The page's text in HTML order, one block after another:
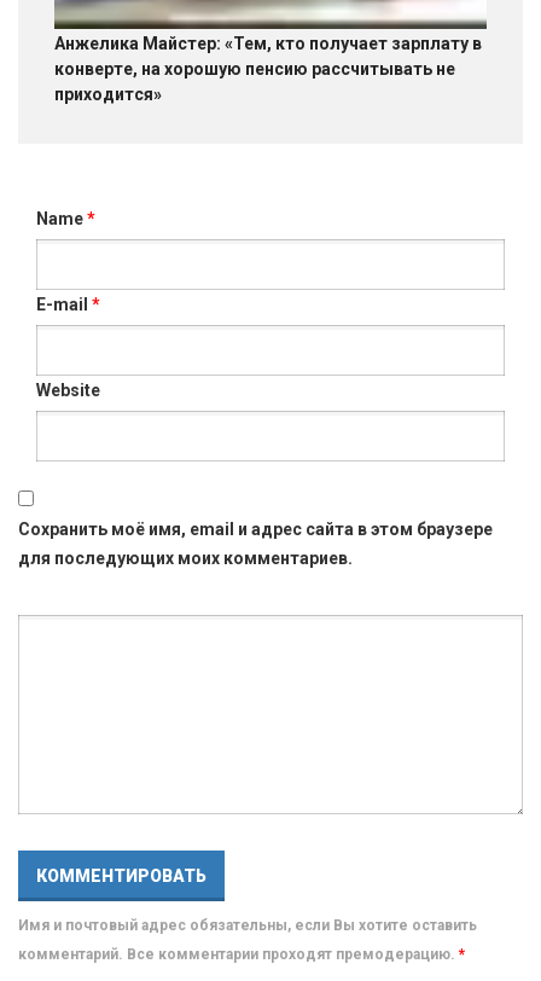
Анжелика Майстер: «Тем, кто получает зарплату в
конверте, на хорошую пенсию рассчитывать не
приходится»
Name*
E-mail *
Website
Сохранить моё имя, email и адрес сайта в этом браузере
для последующих моих комментариев.
Имя и почтовый адрес обязательны, если Вы хотите оставить
комментарий. Все комментарии проходят премодерацию. *